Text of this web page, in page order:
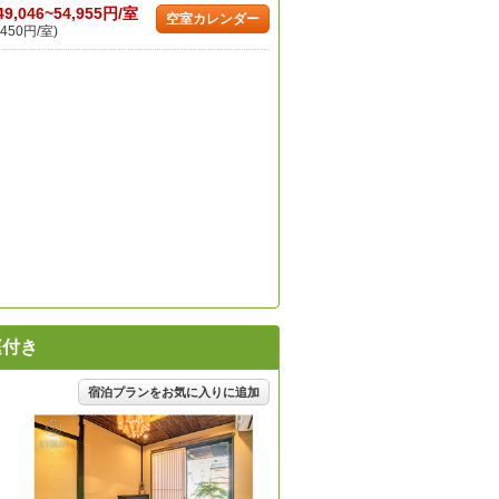
円/室
円/室)
空室カレンダー
き
宿泊プランをお気に入りに追加